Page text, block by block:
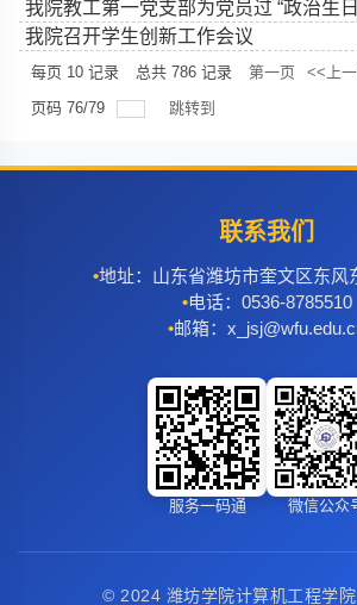
我院教工第一党支部为党员过 “政治生
我院召开学生创新工作会议
每页 10 记录 总共 786 记录 第一页 <<上
页码 76/79 跳转到
联系我们
地址：山东省潍坊市奎文区东风
电话：0536-8785510
邮箱：
服务一码通 微信公众
© 2024 潍坊学院计算机工程学